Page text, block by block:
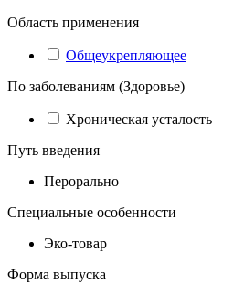
Область применения
Общеукрепляющее
По заболеваниям (Здоровье)
Хроническая усталость
Путь введения
Перорально
Специальные особенности
Эко-товар
Форма выпуска